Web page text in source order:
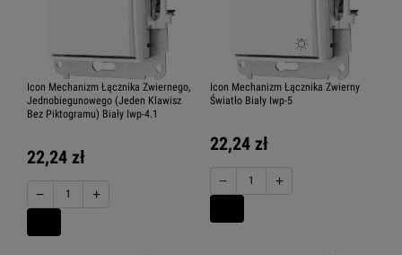
Icon Mechanizm Łącznika Zwiernego,
Jednobiegunowego (Jeden Klawisz
Bez Piktogramu) Biały Iwp-4.1
22,24 zł
− +
Icon Mechanizm Łącznika Zwierny
Światło Biały Iwp-5
22,24 zł
− +